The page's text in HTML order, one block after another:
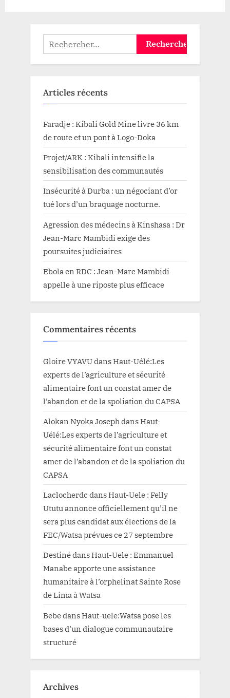
Rechercher :
Articles récents
Faradje : Kibali Gold Mine livre 36 km
de route et un pont à Logo-Doka
Projet/ARK : Kibali intensifie la
sensibilisation des communautés
Insécurité à Durba : un négociant d’or
tué lors d’un braquage nocturne.
Agression des médecins à Kinshasa : Dr
Jean-Marc Mambidi exige des
poursuites judiciaires
Ebola en RDC : Jean-Marc Mambidi
appelle à une riposte plus efficace
Commentaires récents
Gloire VYAVUdansHaut-Uélé:Les
experts de l’agriculture et sécurité
alimentaire font un constat amer de
l’abandon et de la spoliation du CAPSA
Alokan Nyoka JosephdansHaut-
Uélé:Les experts de l’agriculture et
sécurité alimentaire font un constat
amer de l’abandon et de la spoliation du
CAPSA
Laclocherdc dansHaut-Uele : Felly
Ututu annonce officiellement qu’il ne
sera plus candidat aux élections de la
FEC/Watsa prévues ce 27 septembre
DestinédansHaut-Uele : Emmanuel
Manabe apporte une assistance
humanitaire à l’orphelinat Sainte Rose
de Lima à Watsa
BebedansHaut-uele:Watsa pose les
bases d’un dialogue communautaire
structuré
Archives